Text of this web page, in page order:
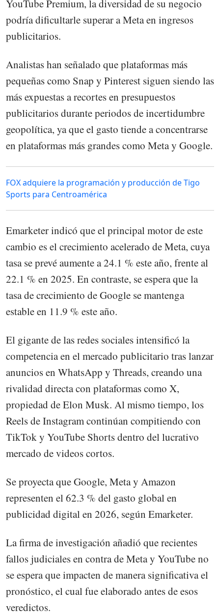
YouTube Premium, la diversidad de su negocio
podría dificultarle superar a Meta en ingresos
publicitarios.
Analistas han señalado que plataformas más
pequeñas como Snap y Pinterest siguen siendo las
más expuestas a recortes en presupuestos
publicitarios durante periodos de incertidumbre
geopolítica, ya que el gasto tiende a concentrarse
en plataformas más grandes como Meta y Google.
FOX adquiere la programación y producción de Tigo
Sports para Centroamérica
Emarketer indicó que el principal motor de este
cambio es el crecimiento acelerado de Meta, cuya
tasa se prevé aumente a 24.1 % este año, frente al
22.1 % en 2025. En contraste, se espera que la
tasa de crecimiento de Google se mantenga
estable en 11.9 % este año.
El gigante de las redes sociales intensificó la
competencia en el mercado publicitario tras lanzar
anuncios en WhatsApp y Threads, creando una
rivalidad directa con plataformas como X,
propiedad de Elon Musk. Al mismo tiempo, los
Reels de Instagram continúan compitiendo con
TikTok y YouTube Shorts dentro del lucrativo
mercado de videos cortos.
Se proyecta que Google, Meta y Amazon
representen el 62.3 % del gasto global en
publicidad digital en 2026, según Emarketer.
La firma de investigación añadió que recientes
fallos judiciales en contra de Meta y YouTube no
se espera que impacten de manera significativa el
pronóstico, el cual fue elaborado antes de esos
veredictos.